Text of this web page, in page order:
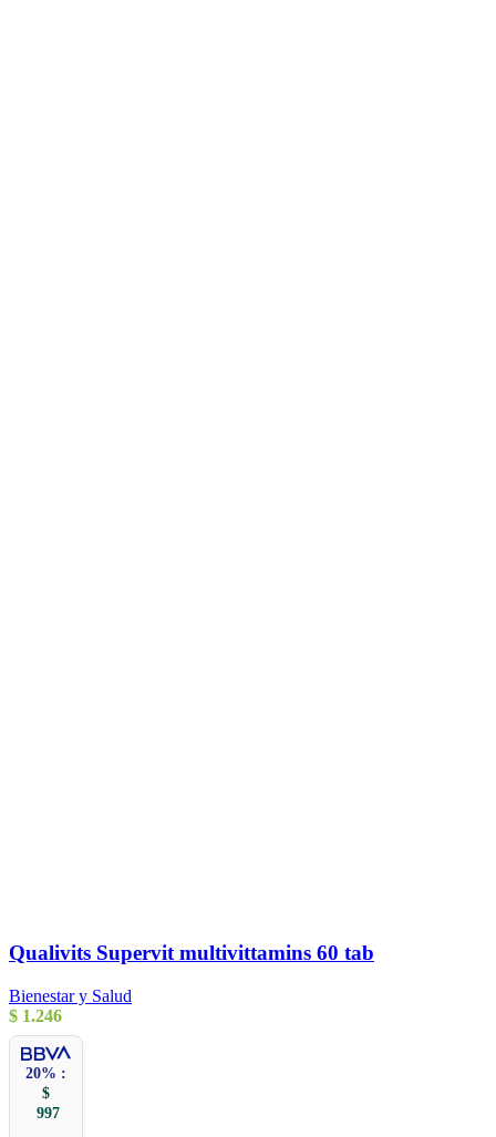
Qualivits Supervit multivittamins 60 tab
Bienestar y Salud
$ 1.246
20% :
$
997